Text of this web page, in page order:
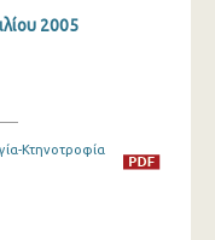
2005
Κτηνοτροφία